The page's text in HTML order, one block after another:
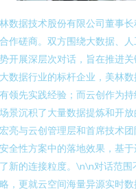
数据技术股份有限公司董事
作磋商。双方围绕大数据、
开展深层次对话，旨在推进
数据行业的标杆企业，美林
领先实践经验；而云创作为
景沉积了大量数据提炼和开
亮与云创管理层和首席技术
全性方案中的落地效果，基
新的连接粒度。\n\n对话范
，更就云空间海量异源实时